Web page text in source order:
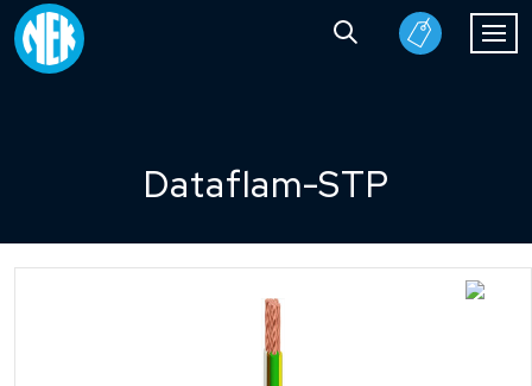
Dataflam-STP